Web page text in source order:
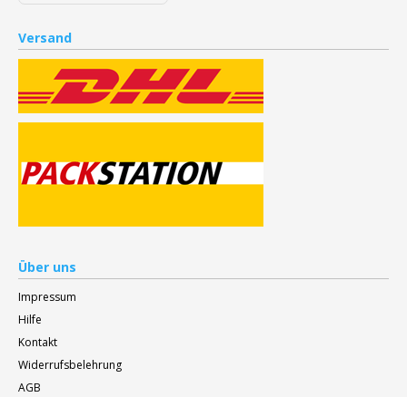
Versand
Über uns
Impressum
Hilfe
Kontakt
Widerrufsbelehrung
AGB